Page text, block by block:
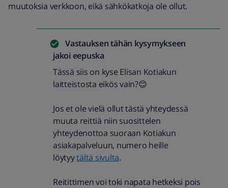
muutoksia verkkoon, eikä sähkökatkoja ole ollut.
Vastauksen tähän kysymykseen
jakoi eepuska
Tässä siis on kyse Elisan Kotiakun
laitteistosta eikös vain?😊
Jos et ole vielä ollut tästä yhteydessä
muuta reittiä niin suosittelen
yhteydenottoa suoraan Kotiakun
asiakapalveluun, numero heille
löytyytältä sivulta.
Reitittimen voi toki napata hetkeksi pois